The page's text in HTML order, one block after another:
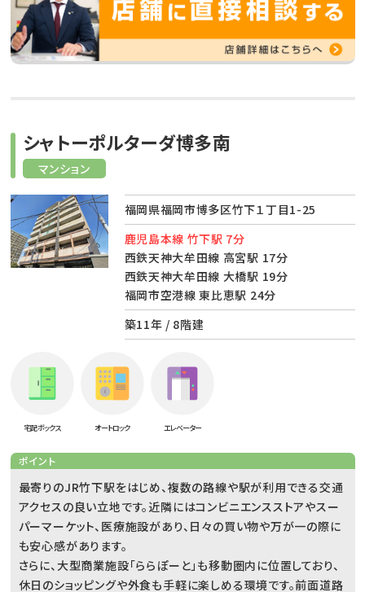
マンション
シャトーポルターダ博多南
福岡県福岡市博多区竹下１丁目1-25
鹿児島本線 竹下駅 7分
西鉄天神大牟田線 高宮駅 17分
西鉄天神大牟田線 大橋駅 19分
福岡市空港線 東比恵駅 24分
築11年 / 8階建
宅配ボックス オートロック エレベーター
ポイント
最寄りのJR竹下駅をはじめ、複数の路線や駅が利用できる交通
アクセスの良い立地です。近隣にはコンビニエンスストアやスー
パーマーケット、医療施設があり、日々の買い物や万が一の際に
も安心感があります。
さらに、大型商業施設「ららぽーと」も移動圏内に位置しており、
休日のショッピングや外食も手軽に楽しめる環境です。前面道路